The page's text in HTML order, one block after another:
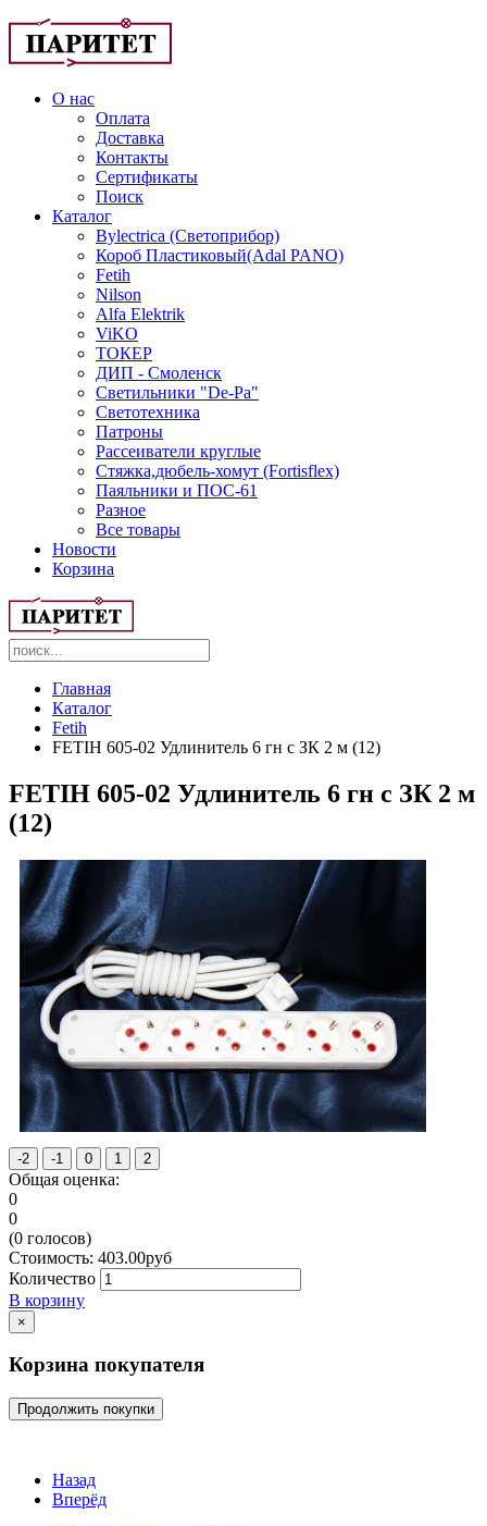
О нас
Оплата
Доставка
Контакты
Сертификаты
Поиск
Каталог
Bylectrica (Светоприбор)
Короб Пластиковый(Adal PANO)
Fetih
Nilson
Alfa Elektrik
ViKO
ТОКЕР
ДИП - Смоленск
Светильники "De-Pa"
Светотехника
Патроны
Рассеиватели круглые
Стяжка,дюбель-хомут (Fortisflex)
Паяльники и ПОС-61
Разное
Все товары
Новости
Корзина
Главная
Каталог
Fetih
FETIH 605-02 Удлинитель 6 гн c ЗК 2 м (12)
FETIH 605-02 Удлинитель 6 гн c ЗК 2 м
(12)
Общая оценка:
0
0
(0 голосов)
Стоимость: 403.00руб
Количество
В корзину
×
Корзина покупателя
Продолжить покупки
Назад
Вперёд